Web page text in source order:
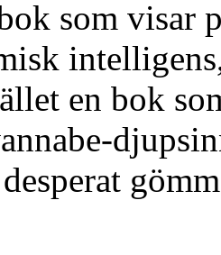
som visar
en bok